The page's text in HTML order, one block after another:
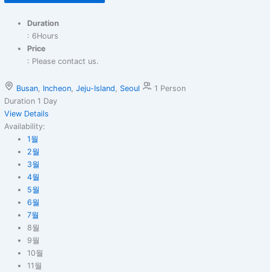
Duration
: 6Hours
Price
: Please contact us.
Busan, Incheon, Jeju-Island Seoul
1 Person
Duration 1 Day
View Details
Availability:
1월
2월
3월
4월
5월
6월
7월
8월
9월
10월
11월